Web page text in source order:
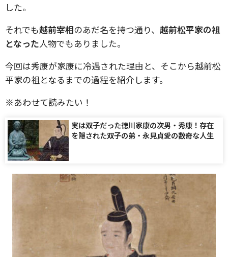
した。
それでも越前宰相のあだ名を持つ通り、 越前松平家の祖
となった人物でもありました。
今回は秀康が家康に冷遇された理由と、そこから越前松
平家の祖となるまでの過程を紹介します。
※あわせて読みたい！
実は双子だった徳川家康の次男・秀康！存在
を隠された双子の弟・永見貞愛の数奇な人生